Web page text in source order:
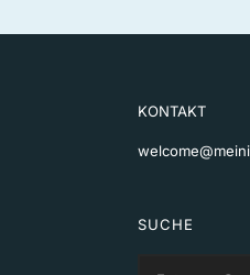
KONTAKT
SUCHE